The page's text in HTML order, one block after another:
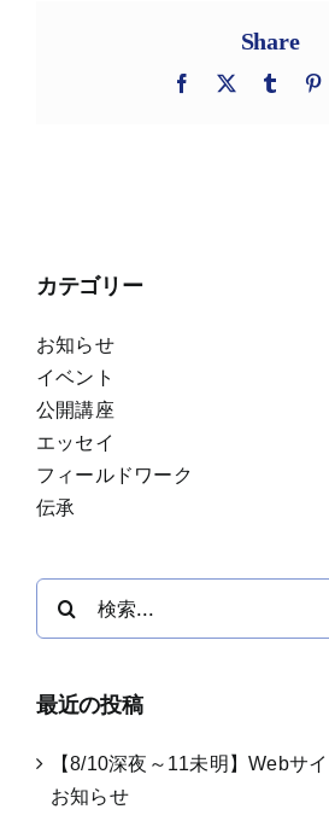
Share
Facebook
X Tumblr
カテゴリー
お知らせ
イベント
公開講座
エッセイ
フィールドワーク
伝承
最近の投稿
【8/10深夜～11未明】Webサ
お知らせ